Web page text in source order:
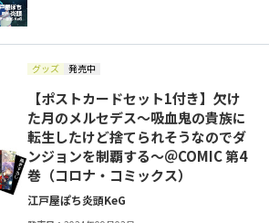
グッズ 発売中
【ポストカードセット1付き】欠け
た月のメルセデス～吸血鬼の貴族に
転生したけど捨てられそうなのでダ
ンジョンを制覇する～＠COMIC 第4
巻（コロナ・コミックス）
江戸屋ぽち炎頭KeG